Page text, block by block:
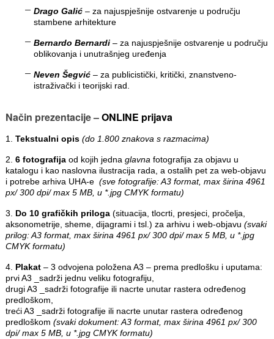
Drago Galić – za najuspješnije ostvarenje u području
stambene arhitekture
Bernardo Bernardi – za najuspješnije ostvarenje u području
oblikovanja i unutrašnjeg uređenja
Neven Šegvić – za publicistički, kritički, znanstveno-
istraživački i teorijski rad.
Način prezentacije –ONLINE prijava
1. Tekstualni opis (do 1.800 znakova s razmacima)
2. 6 fotografijaod kojih jedna glavna fotografija za objavu u
katalogu i kao naslovna ilustracija rada, a ostalih pet za web-objavu
i potrebe arhiva UHA-e(sve fotografije: A3 format, max širina 4961
px/ 300 dpi/ max 5 MB, u *.jpg CMYK formatu)
3. Do 10 grafičkih priloga(situacija, tlocrti, presjeci, pročelja,
aksonometrije, sheme, dijagrami i tsl.) za arhivu i web-objavu (svaki
prilog: A3 format, max širina 4961 px/ 300 dpi/ max 5 MB, u *.jpg
CMYK formatu)
4. Plakat– 3 odvojena položena A3 – prema predlošku i uputama:
prvi A3 _sadrži jednu veliku fotografiju,
drugi A3 _sadrži fotografije ili nacrte unutar rastera određenog
predloškom,
treći A3 _sadrži fotografije ili nacrte unutar rastera određenog
predloškom (svaki dokument: A3 format, max širina 4961 px/ 300
dpi/ max 5 MB, u *.jpg CMYK formatu)